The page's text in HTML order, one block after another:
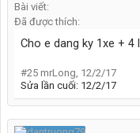
Bài viết:
Đã được thích:
Cho e dang ky 1xe + 4
#25 mrLong, 12/2/17
Sửa lần cuối: 12/2/17